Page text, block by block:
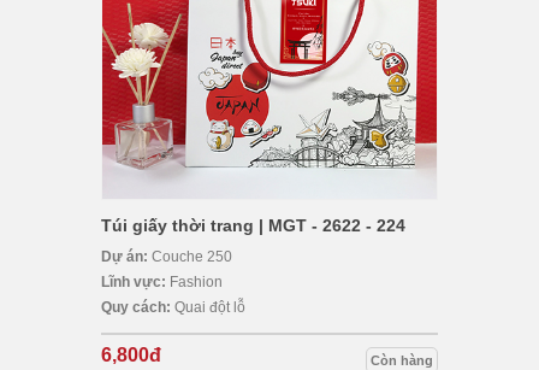
Túi giấy thời trang | MGT - 2622 - 224
Dự án: Couche 250
Lĩnh vực: Fashion
Quy cách: Quai đột lỗ
6,800đ Còn hàng